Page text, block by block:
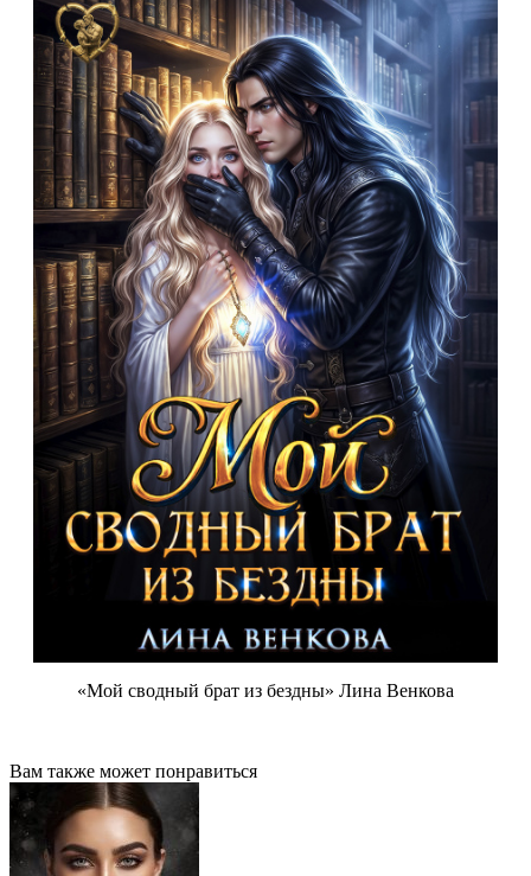
«Мой сводный брат из бездны» Лина Венкова
Вам также может понравиться